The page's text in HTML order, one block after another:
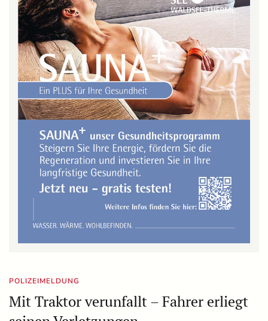
POLIZEIMELDUNG
Mit Traktor verunfallt – Fahrer erliegt